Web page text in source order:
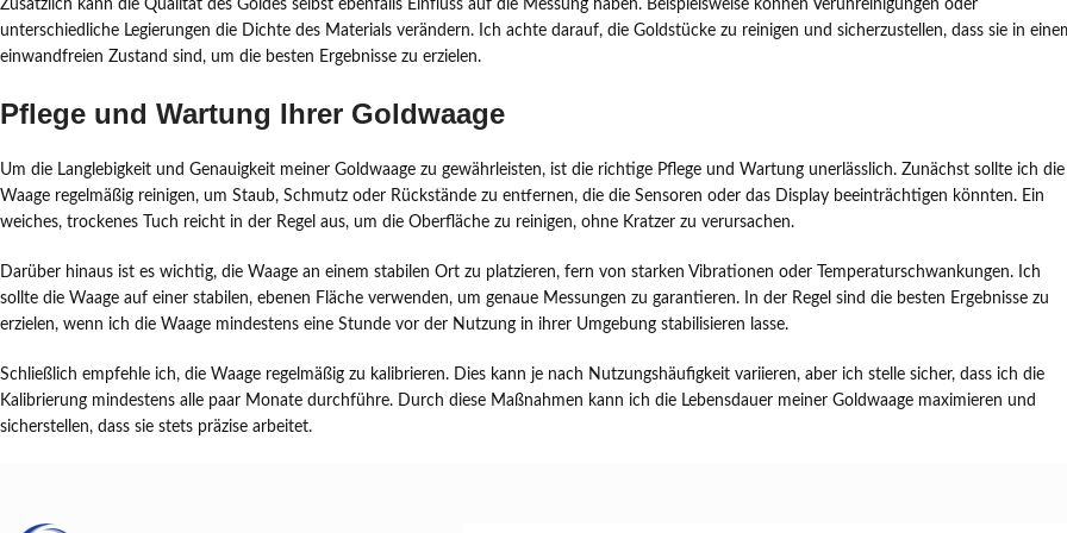
Zusätzlich kann die Qualität des Goldes selbst ebenfalls Einfluss auf die Messung haben. Beispielsweise können Verunreinigungen oder
unterschiedliche Legierungen die Dichte des Materials verändern. Ich achte darauf, die Goldstücke zu reinigen und sicherzustellen, dass sie in
einwandfreien Zustand sind, um die besten Ergebnisse zu erzielen.
Pflege und Wartung Ihrer Goldwaage
Um die Langlebigkeit und Genauigkeit meiner Goldwaage zu gewährleisten, ist die richtige Pflege und Wartung unerlässlich. Zunächst sollte ich die
Waage regelmäßig reinigen, um Staub, Schmutz oder Rückstände zu entfernen, die die Sensoren oder das Display beeinträchtigen könnten. Ein
weiches, trockenes Tuch reicht in der Regel aus, um die Oberfläche zu reinigen, ohne Kratzer zu verursachen.
Darüber hinaus ist es wichtig, die Waage an einem stabilen Ort zu platzieren, fern von starken Vibrationen oder Temperaturschwankungen. Ich
sollte die Waage auf einer stabilen, ebenen Fläche verwenden, um genaue Messungen zu garantieren. In der Regel sind die besten Ergebnisse zu
erzielen, wenn ich die Waage mindestens eine Stunde vor der Nutzung in ihrer Umgebung stabilisieren lasse.
Schließlich empfehle ich, die Waage regelmäßig zu kalibrieren. Dies kann je nach Nutzungshäufigkeit variieren, aber ich stelle sicher, dass ich die
Kalibrierung mindestens alle paar Monate durchführe. Durch diese Maßnahmen kann ich die Lebensdauer meiner Goldwaage maximieren und
sicherstellen, dass sie stets präzise arbeitet.